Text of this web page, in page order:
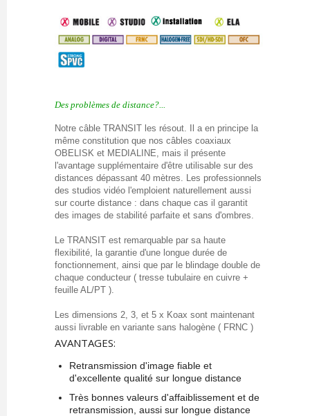
Des problèmes de distance?...
Notre câble TRANSIT les résout. Il a en principe la
même constitution que nos câbles coaxiaux
OBELISK et MEDIALINE, mais il présente
l'avantage supplémentaire d'être utilisable sur des
distances dépassant 40 mètres. Les professionnels
des studios vidéo l'emploient naturellement aussi
sur courte distance : dans chaque cas il garantit
des images de stabilité parfaite et sans d'ombres.
Le TRANSIT est remarquable par sa haute
flexibilité, la garantie d'une longue durée de
fonctionnement, ainsi que par le blindage double de
chaque conducteur ( tresse tubulaire en cuivre +
feuille AL/PT ).
Les dimensions 2, 3, et 5 x Koax sont maintenant
aussi livrable en variante sans halogène ( FRNC )
AVANTAGES:
Retransmission d'image fiable et
d'excellente qualité sur longue distance
Très bonnes valeurs d'affaiblissement et de
retransmission, aussi sur longue distance